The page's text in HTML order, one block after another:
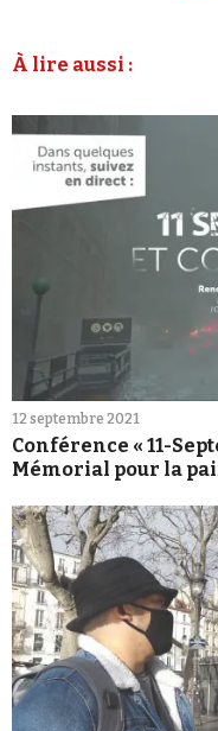
À lire aussi :
12 septembre 2021
Conférence « 11-
Mémorial pour la